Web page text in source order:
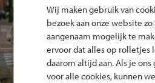
Test je
Fiets
Speel het
en win een
Wij maken gebruik van
bezoek aan onze website
aangenaam mogelijk te
ervoor dat alles op rolletjes
daarom altijd aan. Als je
voor alle cookies, kunnen